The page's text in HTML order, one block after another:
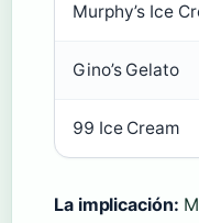
Murphy’s Ice
Gino’s Gelato
99 Ice Cream
La implicación: